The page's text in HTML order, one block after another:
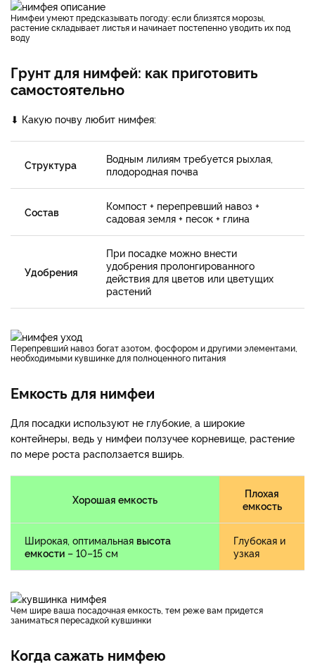
Нимфеи умеют предсказывать погоду: если близятся морозы,
растение складывает листья и начинает постепенно уводить их под
воду
Грунт для нимфей: как приготовить
самостоятельно
⬇ Какую почву любит нимфея:
Структура
Водным лилиям требуется рыхлая,
плодородная почва
Состав
Компост + перепревший навоз +
садовая земля + песок + глина
Удобрения
При посадке можно внести
удобрения пролонгированного
действия для цветов или цветущих
растений
Перепревший навоз богат азотом, фосфором и другими элементами,
необходимыми кувшинке для полноценного питания
Емкость для нимфеи
Для посадки используют не глубокие, а широкие
контейнеры, ведь у нимфеи ползучее корневище, растение
по мере роста расползается вширь.
Хорошая емкость
Плохая
емкость
Широкая, оптимальная высота
емкости – 10–15 см
Глубокая и
узкая
Чем шире ваша посадочная емкость, тем реже вам придется
заниматься пересадкой кувшинки
Когда сажать нимфею